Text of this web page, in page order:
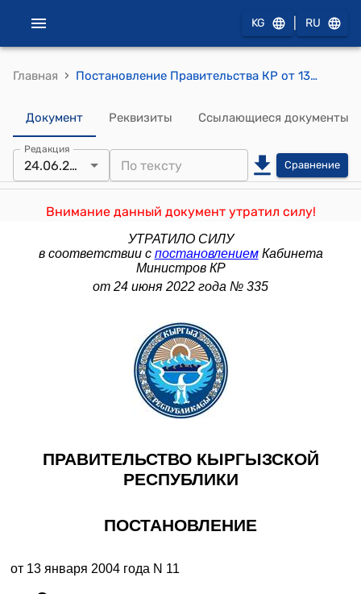
KG RU
Главная › Постановление Правительства КР от 13 января 2004 года № 11 "О состоянии и мерах, принимаемых министерствами ведомствами, местными государственными администрациями и органами местного самоуправления, Пограничными войсками Службы национальной безопасности Кыргызской Республики по охране, защите, обустройству и формированию инфраструктуры государственной границы Кыргызской Республики"
Документ Реквизиты Ссылающиеся документы
Редакция
24.06.2022 Сравнение
Внимание данный документ утратил силу!